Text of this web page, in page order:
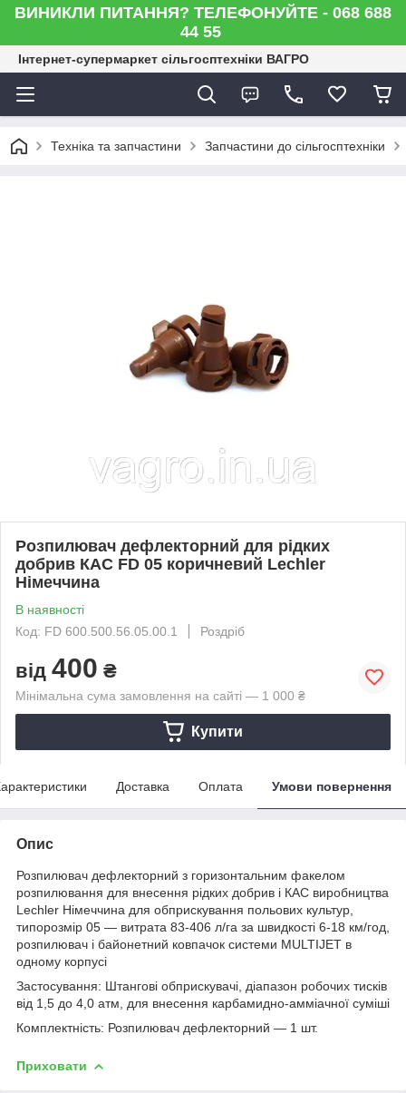
ВИНИКЛИ ПИТАННЯ? ТЕЛЕФОНУЙТЕ - 068 688
44 55
Інтернет-супермаркет сільгосптехніки ВАГРО
Техніка та запчастини Запчастини до сільгосптехніки
Розпилювач дефлекторний для рідких
добрив КАС FD 05 коричневий Lechler
Німеччина
В наявності
Код: FD 600.500.56.05.00.1
Роздріб
від 400 ₴
Мінімальна сума замовлення на сайті — 1 000 ₴
Купити
Доставка Оплата Умови повернення
Опис
Розпилювач дефлекторний з горизонтальним факелом
розпилювання для внесення рідких добрив і КАС виробництва
Lechler Німеччина для обприскування польових культур,
типорозмір 05 — витрата 83-406 л/га за швидкості 6-18 км/год,
розпилювач і байонетний ковпачок системи MULTIJET в
одному корпусі
Застосування: Штангові обприскувачі, діапазон робочих тисків
від 1,5 до 4,0 атм, для внесення карбамидно-амміачної суміші
Комплектність: Розпилювач дефлекторний — 1 шт.
Приховати